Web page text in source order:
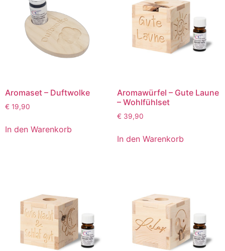
Aromaset – Duftwolke
€ 19,90
In den Warenkorb
Aromawürfel – Gute Laune
– Wohlfühlset
€ 39,90
In den Warenkorb